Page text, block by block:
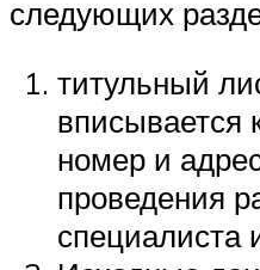
следующих
титульный
вписывается
номер и
проведения
специалиста